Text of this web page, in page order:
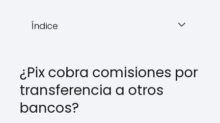
Índice
¿Pix cobra comisiones por
transferencia a otros
bancos?